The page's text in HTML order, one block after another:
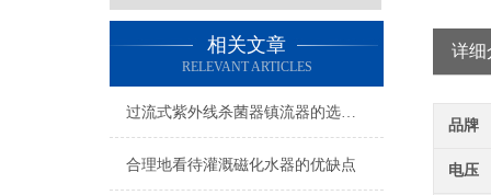
相关文章
RELEVANT ARTICLES
过流式紫外线杀菌器镇流器的选用说明
合理地看待灌溉磁化水器的优缺点
详细
品牌
电压